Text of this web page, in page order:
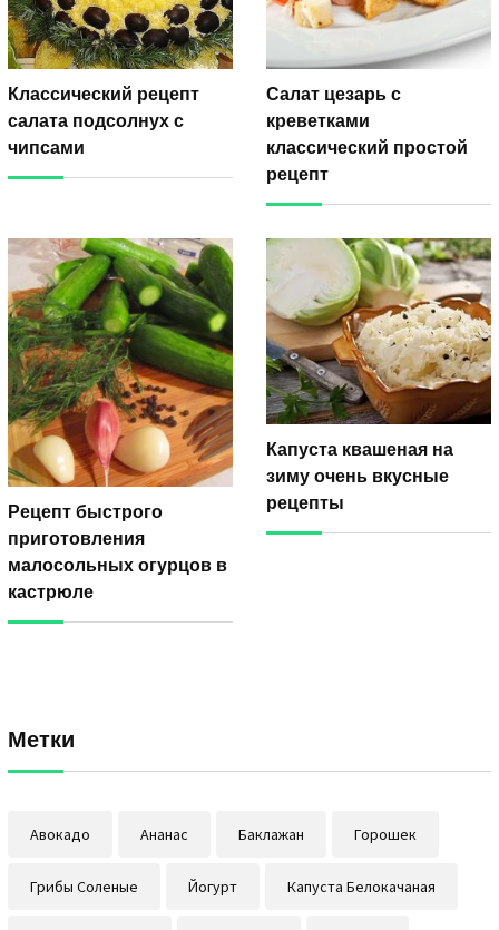
Классический рецепт
салата подсолнух с
чипсами
Салат цезарь с
креветками
классический простой
рецепт
Рецепт быстрого
приготовления
малосольных огурцов в
кастрюле
Капуста квашеная на
зиму очень вкусные
рецепты
Метки
Авокадо Ананас Баклажан Горошек
Грибы Соленые Йогурт Капуста Белокачаная